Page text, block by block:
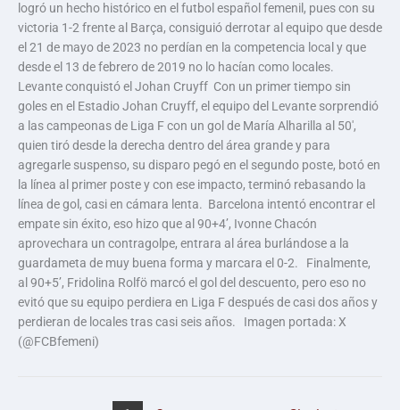
logró un hecho histórico en el futbol español femenil, pues con su
victoria 1-2 frente al Barça, consiguió derrotar al equipo que desde
el 21 de mayo de 2023 no perdían en la competencia local y que
desde el 13 de febrero de 2019 no lo hacían como locales.
Levante conquistó el Johan Cruyff Con un primer tiempo sin
goles en el Estadio Johan Cruyff, el equipo del Levante sorprendió
a las campeonas de Liga F con un gol de María Alharilla al 50′,
quien tiró desde la derecha dentro del área grande y para
agregarle suspenso, su disparo pegó en el segundo poste, botó en
la línea al primer poste y con ese impacto, terminó rebasando la
línea de gol, casi en cámara lenta. Barcelona intentó encontrar el
empate sin éxito, eso hizo que al 90+4’, Ivonne Chacón
aprovechara un contragolpe, entrara al área burlándose a la
guardameta de muy buena forma y marcara el 0-2. Finalmente,
al 90+5’, Fridolina Rolfö marcó el gol del descuento, pero eso no
evitó que su equipo perdiera en Liga F después de casi dos años y
perdieran de locales tras casi seis años. Imagen portada: X
(@FCBfemeni)